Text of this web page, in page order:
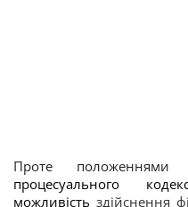
Проте
процесуального
можливість здійснення